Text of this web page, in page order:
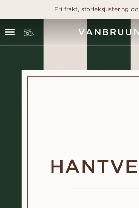
Fri frakt, storleksjustering